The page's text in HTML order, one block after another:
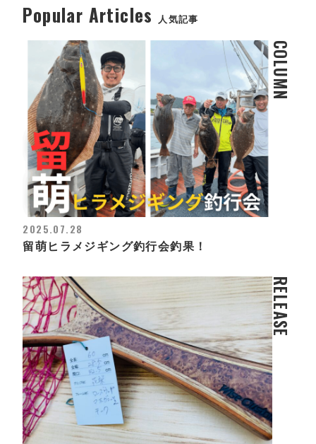
Popular Articles 人気記事
COLUMN
2025.07.28
留萌ヒラメジギング釣行会釣果！
RELEASE